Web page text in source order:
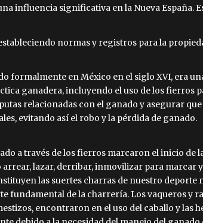
influencia significativa en la Nueva España.
normas y registros para la
formalmente en México en el siglo XVI, era
ganadera, incluyendo el uso de los fierros
relacionadas con el ganado y asegurar
evitando así el robo y la pérdida de ganado.
a través de los fierros marcaron el inicio de
lazar, derribar, inmovilizar para marcar
las suertes charras de nuestro deporte
fundamental de la charrería. Los vaqueros y
encontraron en el uso del caballo y las